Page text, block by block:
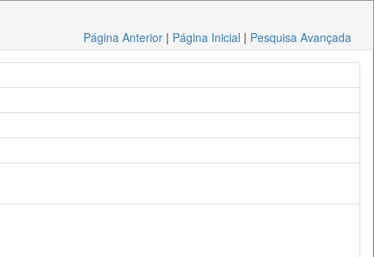
Página Anterior | Página Inicial | Pesquisa Avançada